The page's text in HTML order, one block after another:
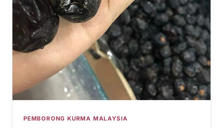
PEMBORONG KURMA MALAYSIA